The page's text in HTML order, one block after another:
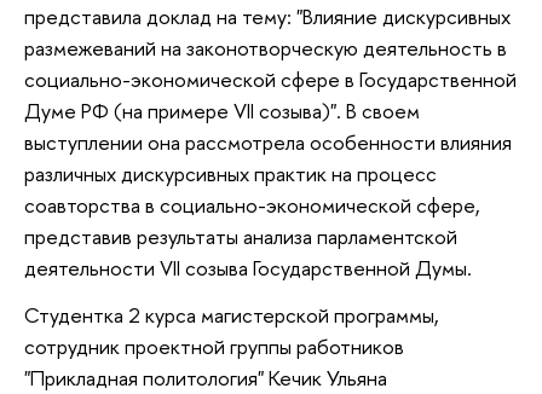
представила доклад на тему: "Влияние дискурсивных
размежеваний на законотворческую деятельность в
социально-экономической сфере в Государственной
Думе РФ (на примере VII созыва)". В своем
выступлении она рассмотрела особенности влияния
различных дискурсивных практик на процесс
соавторства в социально-экономической сфере,
представив результаты анализа парламентской
деятельности VII созыва Государственной Думы.
Студентка 2 курса магистерской программы,
сотрудник проектной группы работников
"Прикладная политология" Кечик Ульяна